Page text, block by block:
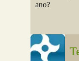
ano?